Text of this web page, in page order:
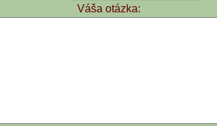
Váša otázka: